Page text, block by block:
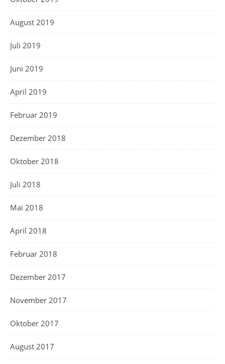
August 2019
Juli 2019
Juni 2019
April 2019
Februar 2019
Dezember 2018
Oktober 2018
Juli 2018
Mai 2018
April 2018
Februar 2018
Dezember 2017
November 2017
Oktober 2017
August 2017